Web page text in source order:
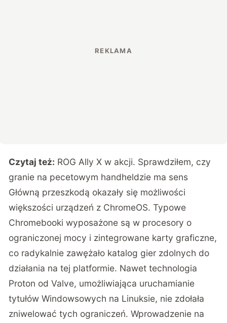
Czytaj też: ROG Ally X w akcji. Sprawdziłem, czy
granie na pecetowym handheldzie ma sens
Główną przeszkodą okazały się możliwości
większości urządzeń z ChromeOS.Typowe
Chromebooki wyposażone są w procesory o
ograniczonej mocy i zintegrowane karty graficzne,
co radykalnie zawężało katalog gier zdolnych do
działania na tej platformie. Nawet technologia
Proton od Valve, umożliwiająca uruchamianie
tytułów Windowsowych na Linuksie, nie zdołała
zniwelować tych ograniczeń. Wprowadzenie na